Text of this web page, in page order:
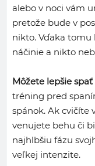
alebo v noci vám
pretože bude v
nikto. Vďaka
náčinie a nikto
Môžete lepšie spať
tréning pred
spánok. Ak cvičíte
venujete behu či
najhlbšiu fázu
veľkej intenzite.